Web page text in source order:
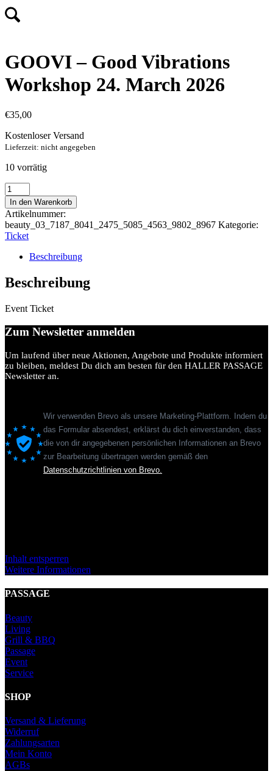
GOOVI – Good Vibrations
Workshop 24. March 2026
€35,00
Kostenloser Versand
Lieferzeit: nicht angegeben
10 vorrätig
GOOVI
–
Good
Vibrations
Workshop
24.
March
Menge
In den Warenkorb
Artikelnummer:
beauty_03_7187_8041_2475_5085_4563_9802_8967 Kategorie:
Ticket
Beschreibung
Beschreibung
Event Ticket
Zum Newsletter anmelden
Um laufend über neue Aktionen, Angebote und Produkte informiert
zu bleiben, meldest Du dich am besten für den HALLER PASSAGE
Newsletter an.
Wir verwenden Brevo als unsere Marketing-Plattform. Indem du
das Formular absendest, erklärst du dich einverstanden, dass
die von dir angegebenen persönlichen Informationen an Brevo
zur Bearbeitung übertragen werden gemäß den
Datenschutzrichtlinien von Brevo.
Inhalt entsperren
Weitere Informationen
PASSAGE
Beauty
Living
Grill & BBQ
Passage
Event
Service
SHOP
Versand & Lieferung
Widerruf
Zahlungsarten
Mein Konto
AGBs